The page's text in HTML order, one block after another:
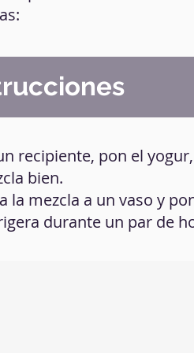
recipiente, pon el
bien.
la mezcla a un vaso y
durante un par de